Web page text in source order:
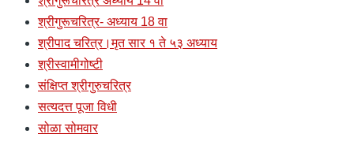
श्रीगुरूचरित्र- अध्याय 18 वा
श्रीपाद चरित्र।मृत सार १ ते ५३ अध्याय
श्रीस्वामीगोष्टी
संक्षिप्त श्रीगुरुचरित्र
सत्यदत्त पूजा विधी
सोळा सोमवार